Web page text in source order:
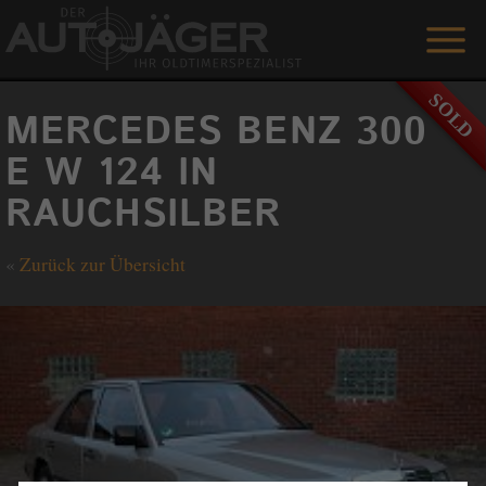
ANGEBOTE
LEISTUNGEN
REFERENZEN
DER AUTOJÄGER
KONTAKT
ENGLISH
0 1515 / 466 66 80
MERCEDES BENZ 300
E W 124 IN
RAUCHSILBER
« Zurück zur Übersicht